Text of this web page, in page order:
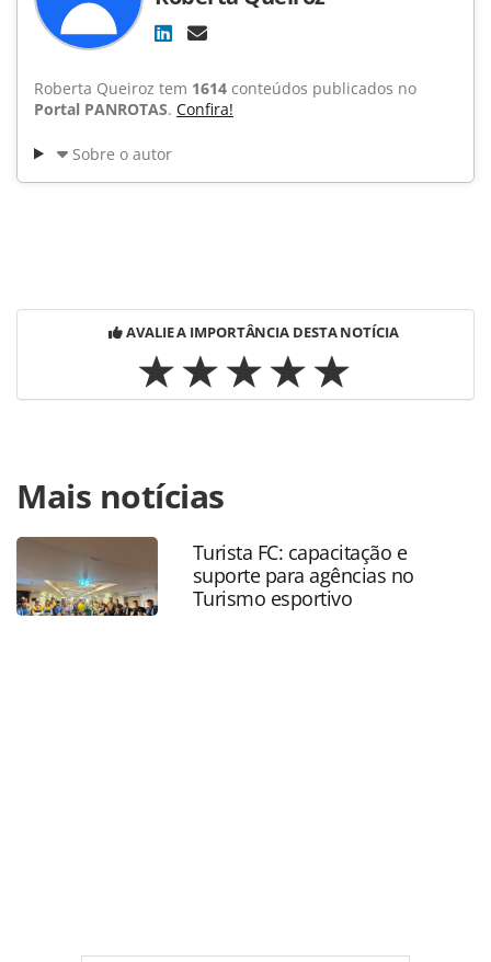
Roberta Queiroz tem 1614 conteúdos publicados no
Portal PANROTAS. Confira!
Sobre o autor
AVALIE A IMPORTÂNCIA DESTA NOTÍCIA
https://www.panrotas.com.br/noticia-
turismo/hotelaria/2015/07/restaurante-do-windsor-plaza-
brasilia-aposta-em-prato-exclusivo_116664.html ou as
ferramentas oferecidas na página. Todo o conteúdo
produzido pela PANROTAS Editora é protegido pela
legislação brasileira sobre direito autoral. Não reproduza o
Mais notícias
Turista FC: capacitação e
suporte para agências no
Turismo esportivo